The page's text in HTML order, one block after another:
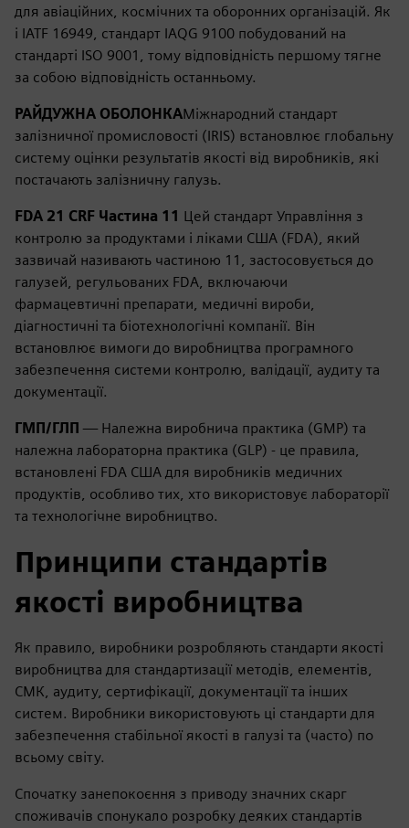
для авіаційних, космічних та оборонних організацій. Як
і IATF 16949, стандарт IAQG 9100 побудований на
стандарті ISO 9001, тому відповідність першому тягне
за собою відповідність останньому.
РАЙДУЖНА ОБОЛОНКАМіжнародний стандарт
залізничної промисловості (IRIS) встановлює глобальну
систему оцінки результатів якості від виробників, які
постачають залізничну галузь.
FDA 21 CRF Частина 11 Цей стандарт Управління з
контролю за продуктами і ліками США (FDA), який
зазвичай називають частиною 11, застосовується до
галузей, регульованих FDA, включаючи
фармацевтичні препарати, медичні вироби,
діагностичні та біотехнологічні компанії. Він
встановлює вимоги до виробництва програмного
забезпечення системи контролю, валідації, аудиту та
документації.
ГМП/ГЛП — Належна виробнича практика (GMP) та
належна лабораторна практика (GLP) - це правила,
встановлені FDA США для виробників медичних
продуктів, особливо тих, хто використовує лабораторії
та технологічне виробництво.
Принципи стандартів
якості виробництва
Як правило, виробники розробляють стандарти якості
виробництва для стандартизації методів, елементів,
СМК, аудиту, сертифікації, документації та інших
систем. Виробники використовують ці стандарти для
забезпечення стабільної якості в галузі та (часто) по
всьому світу.
Спочатку занепокоєння з приводу значних скарг
споживачів спонукало розробку деяких стандартів